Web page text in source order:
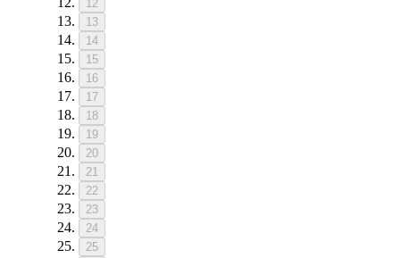
12
13
14
15
16
17
18
19
20
21
22
23
24
25